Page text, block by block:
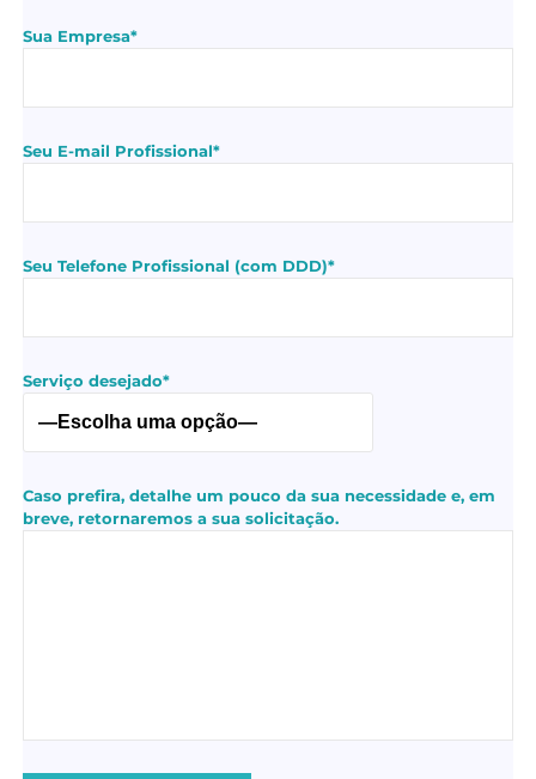
Sua Empresa*
Seu E-mail Profissional*
Seu Telefone Profissional (com DDD)*
Serviço desejado*
Caso prefira, detalhe um pouco da sua necessidade e, em
breve, retornaremos a sua solicitação.